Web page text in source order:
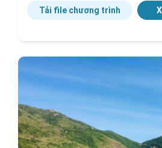
Tải file chương trình